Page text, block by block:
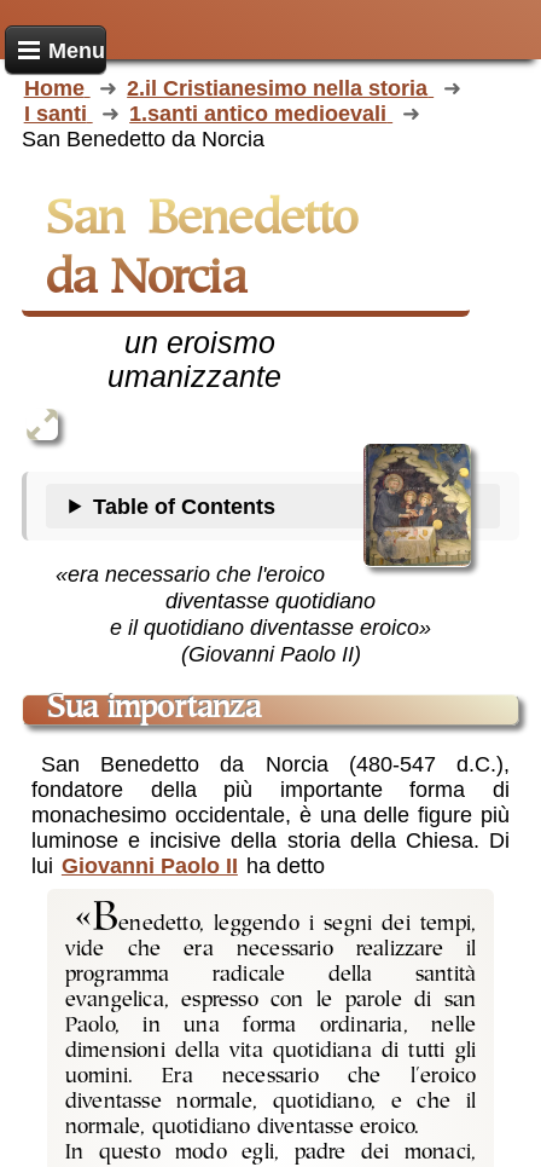
Menu
Home
2.il Cristianesimo nella storia
I santi
1.santi antico medioevali
San Benedetto da Norcia
San Benedetto
da Norcia
un eroismo
umanizzante
Table of Contents
«era necessario che l'eroico
diventasse quotidiano
e il quotidiano diventasse eroico»
(Giovanni Paolo II)
sua importanza
San Benedetto da Norcia (480-547 d.C.),
fondatore della più importante forma di
monachesimo occidentale, è una delle figure più
luminose e incisive della storia della Chiesa. Di
lui Giovanni Paolo II ha detto
«Benedetto, leggendo i segni dei tempi,
vide che era necessario realizzare il
programma radicale della santità
evangelica, espresso con le parole di san
Paolo, in una forma ordinaria, nelle
dimensioni della vita quotidiana di tutti gli
uomini. Era necessario che l'eroico
diventasse normale, quotidiano, e che il
normale, quotidiano diventasse eroico.
In questo modo egli, padre dei monaci,